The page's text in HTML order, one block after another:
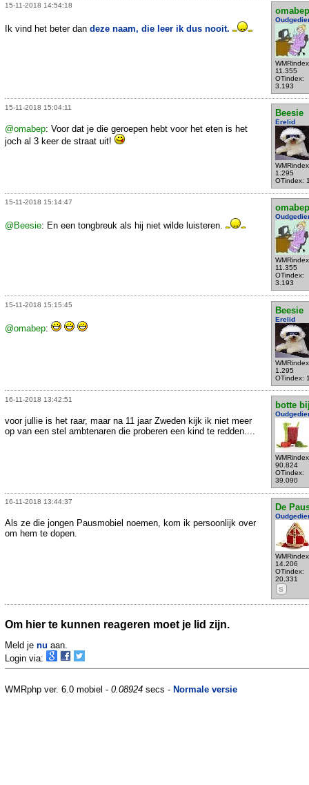
15-11-2018 14:54:18
omabep
11.355
OTindex:
3.193
Ik vind het beter dan deze naam, die leer ik dus nooit.
15-11-2018 15:04:11
Beesie
Erelid
1.295
OTindex:
@omabep: Voor dat je die geroepen hebt voor het eten is het
joch al 3 keer de straat uit!
15-11-2018 15:14:47
omabep
11.355
OTindex:
3.193
@Beesie: En een tongbreuk als hij niet wilde luisteren.
15-11-2018 15:15:45
Beesie
Erelid
1.295
OTindex:
@omabep:
16-11-2018 13:42:51
botte
90.824
OTindex:
39.090
voor jullie is het raar, maar na 11 jaar Zweden kijk ik niet meer
op van een stel ambtenaren die proberen een kind te redden....
16-11-2018 13:44:37
De
14.206
OTindex:
20.331
S
Als ze die jongen Pausmobiel noemen, kom ik persoonlijk over
om hem te dopen.
Om hier te kunnen reageren moet je lid zijn.
Meld je nu aan.
Login via:
WMRphp ver. 6.0 mobiel - 0.08924 secs - Normale versie